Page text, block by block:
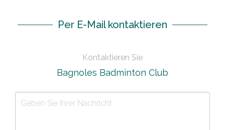
Per E-Mail kontaktieren
Kontaktieren Sie
Bagnoles Badminton Club